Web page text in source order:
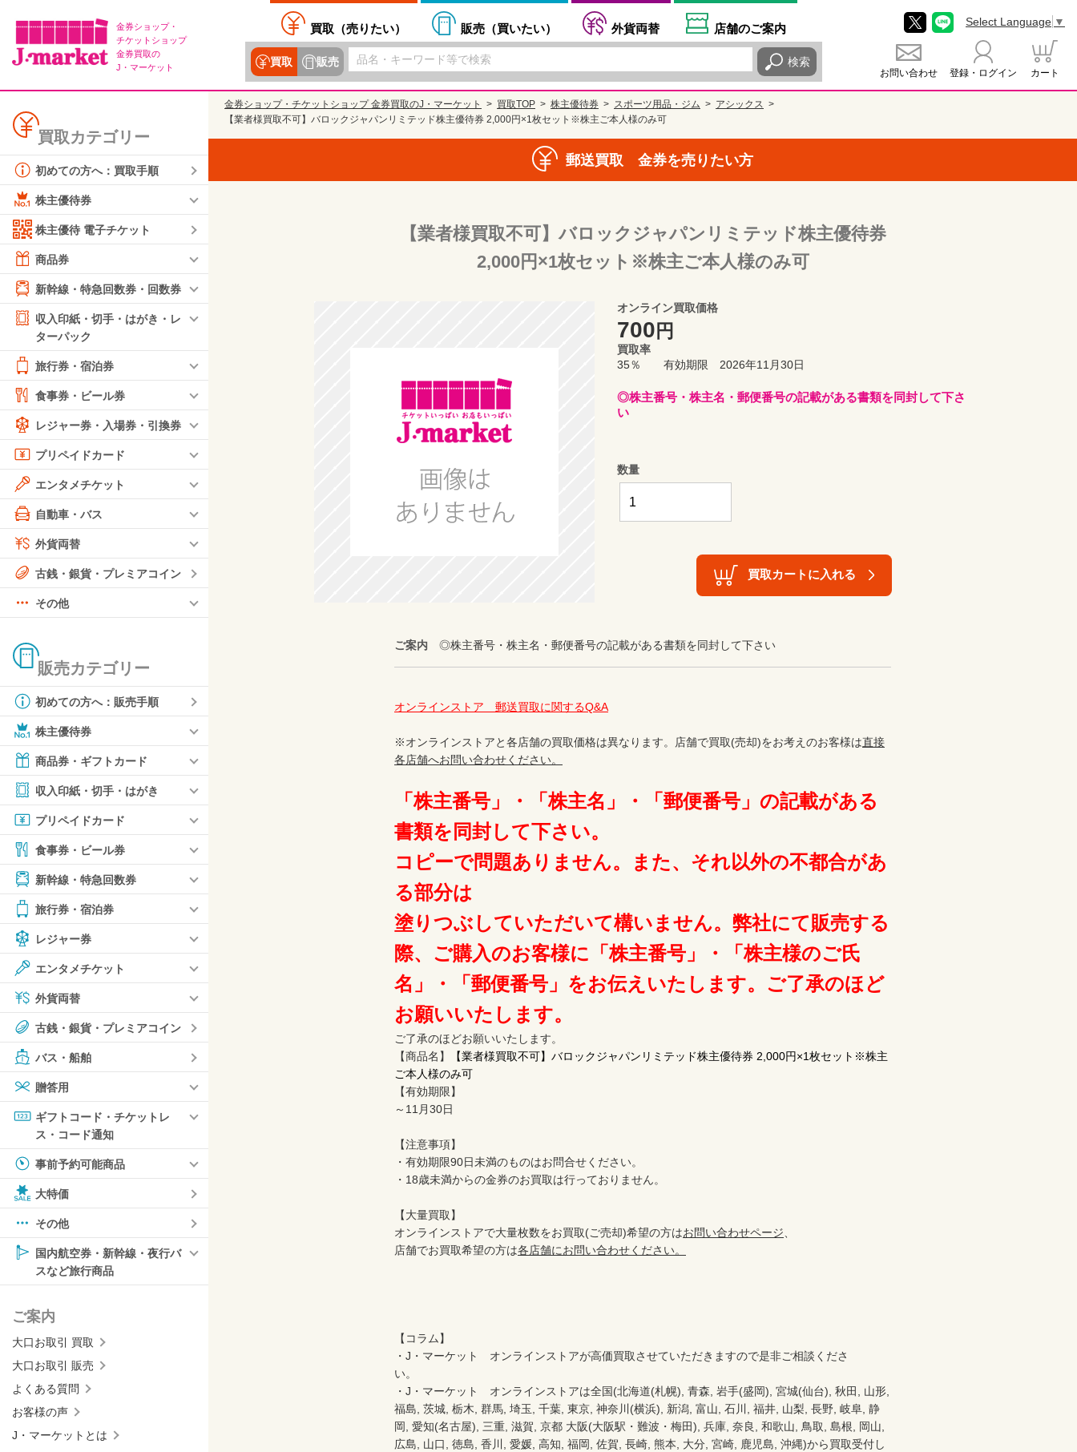
金券ショップ・
チケットショップ
金券買取の
J・マーケット
買取（売りたい） 販売（買いたい） 外貨両替 店舗のご案内
買取 販売 検索
お問い合わせ 登録・ログイン カート
Select Language ▼
買取カテゴリー
初めての方へ：買取手順
株主優待券
株主優待 電子チケット
商品券
新幹線・特急回数券・回数券
収入印紙・切手・はがき・レ
ターパック
旅行券・宿泊券
食事券・ビール券
レジャー券・入場券・引換券
プリペイドカード
エンタメチケット
自動車・バス
外貨両替
古銭・銀貨・プレミアコイン
その他
販売カテゴリー
初めての方へ：販売手順
株主優待券
商品券・ギフトカード
収入印紙・切手・はがき
プリペイドカード
食事券・ビール券
新幹線・特急回数券
旅行券・宿泊券
レジャー券
エンタメチケット
外貨両替
古銭・銀貨・プレミアコイン
バス・船舶
贈答用
ギフトコード・チケットレ
ス・コード通知
事前予約可能商品
大特価
その他
国内航空券・新幹線・夜行バ
スなど旅行商品
ご案内
大口お取引 買取
大口お取引 販売
よくある質問
お客様の声
J・マーケットとは
金券ショップ・チケットショップ 金券買取のJ・マーケット 買取TOP 株主優待券 スポーツ用品・ジム
アシックス
【業者様買取不可】バロックジャパンリミテッド株主優待券 2,000円×1枚セット※株主ご本人様のみ可
郵送買取 金券を売りたい方
【業者様買取不可】バロックジャパンリミテッド株主優待券
2,000円×1枚セット※株主ご本人様のみ可
オンライン買取価格
700 円
買取率
35％ 有効期限 2026年11月30日
◎株主番号・株主名・郵便番号の記載がある書類を同封して下さ
い
数量
買取カートに入れる
ご案内 ◎株主番号・株主名・郵便番号の記載がある書類を同封して下さい
オンラインストア　郵送買取に関するQ&A
※オンラインストアと各店舗の買取価格は異なります。店舗で買取(売却)をお考えのお客様は直接
各店舗へお問い合わせください。
「株主番号」・「株主名」・「郵便番号」の記載がある
書類を同封して下さい。
コピーで問題ありません。また、それ以外の不都合があ
る部分は
塗りつぶしていただいて構いません。弊社にて販売する
際、ご購入のお客様に「株主番号」・「株主様のご氏
名」・「郵便番号」をお伝えいたします。ご了承のほど
お願いいたします。
ご了承のほどお願いいたします。
【商品名】
【業者様買取不可】バロックジャパンリミテッド株主優待券 2,000円×1枚セット※株主
ご本人様のみ可
【有効期限】
～11月30日
【注意事項】
・有効期限90日未満のものはお問合せください。
・18歳未満からの金券のお買取は行っておりません。
【大量買取】
オンラインストアで大量枚数をお買取(ご売却)希望の方はお問い合わせページ、
店舗でお買取希望の方は各店舗にお問い合わせください。
【コラム】
・J・マーケット　オンラインストアが高価買取させていただきますので是非ご相談くださ
い。
・J・マーケット　オンラインストアは全国(北海道(札幌), 青森, 岩手(盛岡), 宮城(仙台), 秋田, 山形,
福島, 茨城, 栃木, 群馬, 埼玉, 千葉, 東京, 神奈川(横浜), 新潟, 富山, 石川, 福井, 山梨, 長野, 岐阜, 静
岡, 愛知(名古屋), 三重, 滋賀, 京都 大阪(大阪駅・難波・梅田), 兵庫, 奈良, 和歌山, 鳥取, 島根, 岡山,
広島, 山口, 徳島, 香川, 愛媛, 高知, 福岡, 佐賀, 長崎, 熊本, 大分, 宮崎, 鹿児島, 沖縄)から買取受付し